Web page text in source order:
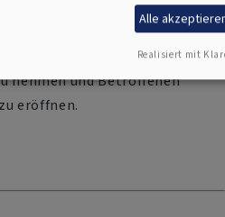
Orte sein. Deshalb setzen
Gewalt zu verhindern,
nehmen und Betroffenen
eröffnen.
Alle
Realisiert mit